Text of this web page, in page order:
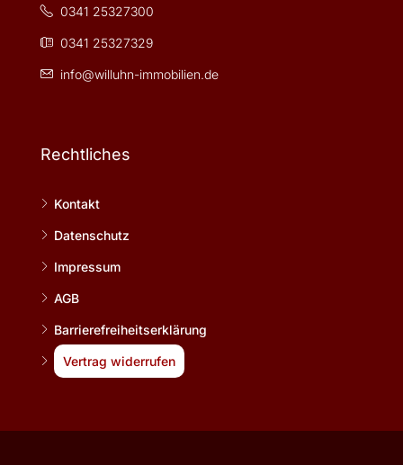
0341 25327300
0341 25327329
info@willuhn-immobilien.de
Rechtliches
Kontakt
Datenschutz
Impressum
AGB
Barrierefreiheitserklärung
Vertrag widerrufen